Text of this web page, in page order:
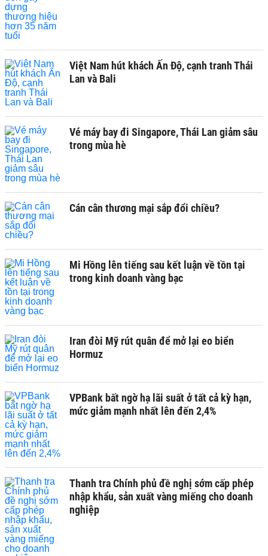
Việt Nam hút khách Ấn Độ, cạnh tranh Thái
Lan và Bali
Vé máy bay đi Singapore, Thái Lan giảm sâu
trong mùa hè
Cán cân thương mại sắp đổi chiều?
Mi Hồng lên tiếng sau kết luận về tồn tại
trong kinh doanh vàng bạc
Iran đòi Mỹ rút quân để mở lại eo biển
Hormuz
VPBank bất ngờ hạ lãi suất ở tất cả kỳ hạn,
mức giảm mạnh nhất lên đến 2,4%
Thanh tra Chính phủ đề nghị sớm cấp phép
nhập khẩu, sản xuất vàng miếng cho doanh
nghiệp